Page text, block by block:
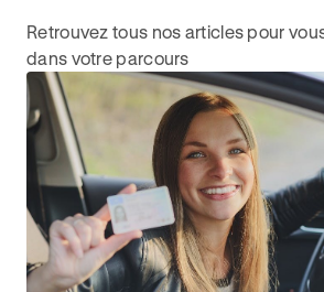
Retrouvez tous nos articles pour
dans votre parcours